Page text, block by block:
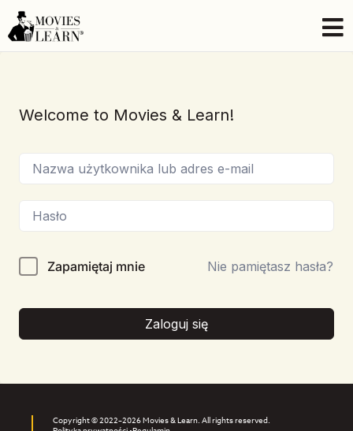
Welcome to Movies & Learn!
Zapamiętaj mnie Nie pamiętasz hasła?
Zaloguj się
Copyright © 2022–2026 Movies & Learn. All rights reserved.